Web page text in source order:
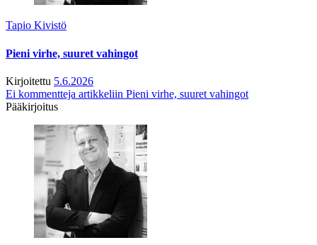
Tapio Kivistö
Pieni virhe, suuret vahingot
Kirjoitettu 5.6.2026
Ei kommentteja artikkeliin Pieni virhe, suuret vahingot
Pääkirjoitus